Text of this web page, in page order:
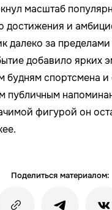
масштаб
достижения и
далеко за
добавило ярких
будням спортсмена и
публичным
фигурой он
Поделиться материалом: